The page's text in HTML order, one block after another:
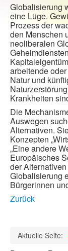
Globalisierung
eine Lüge.
Prozess der
den Menschen
neoliberalen
arbeitende
Natur und
Krankheiten
Die
Auswegen
Alternativen.
Konzepten
„Eine andere
Europäisches
der
Globalisierung
Bürgerinnen
Zurück
Aktuelle Seite: